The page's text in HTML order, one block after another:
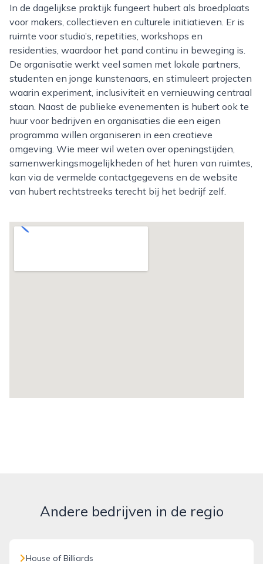
In de dagelijkse praktijk fungeert hubert als broedplaats
voor makers, collectieven en culturele initiatieven. Er is
ruimte voor studio’s, repetities, workshops en
residenties, waardoor het pand continu in beweging is.
De organisatie werkt veel samen met lokale partners,
studenten en jonge kunstenaars, en stimuleert projecten
waarin experiment, inclusiviteit en vernieuwing centraal
staan. Naast de publieke evenementen is hubert ook te
huur voor bedrijven en organisaties die een eigen
programma willen organiseren in een creatieve
omgeving. Wie meer wil weten over openingstijden,
samenwerkingsmogelijkheden of het huren van ruimtes,
kan via de vermelde contactgegevens en de website
van hubert rechtstreeks terecht bij het bedrijf zelf.
Andere bedrijven in de regio
House of Billiards